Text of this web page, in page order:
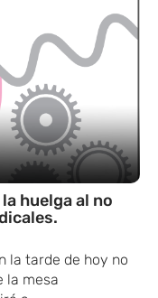
huelga al no
la tarde de hoy no
la mesa